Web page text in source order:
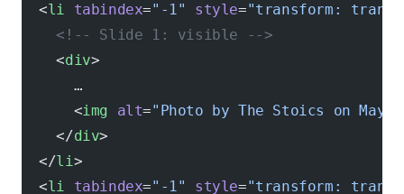
  <
li tabindex="-1" style="transform:
    <!-- Slide 1: visible -->
    <
div>
      …
      <
img alt="Photo by The Stoics on May
    </
div>
  </
li>
  <
li tabindex="-1" style="transform: